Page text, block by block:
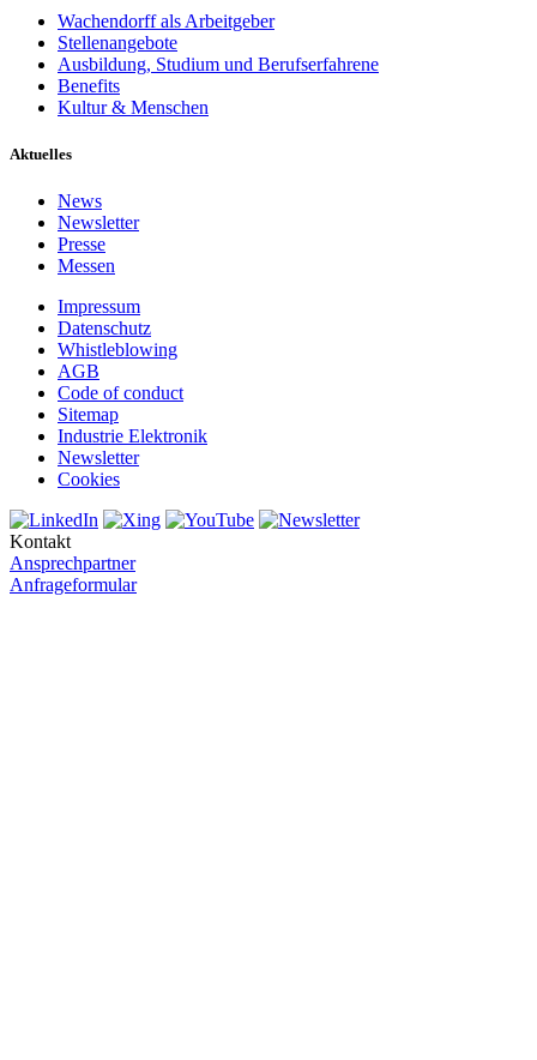
Wachendorff als Arbeitgeber
Stellenangebote
Ausbildung, Studium und Berufserfahrene
Benefits
Kultur & Menschen
Aktuelles
News
Newsletter
Presse
Messen
Impressum
Datenschutz
Whistleblowing
AGB
Code of conduct
Sitemap
Industrie Elektronik
Newsletter
Cookies
Kontakt
Ansprechpartner
Anfrageformular